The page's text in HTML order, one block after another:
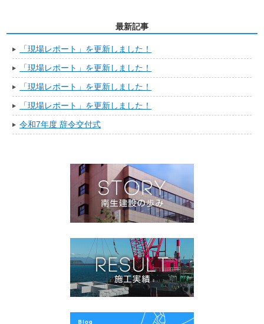
最新記事
「現場レポート」を更新しました！
「現場レポート」を更新しました！
「現場レポート」を更新しました！
「現場レポート」を更新しました！
令和7年度 辞令交付式